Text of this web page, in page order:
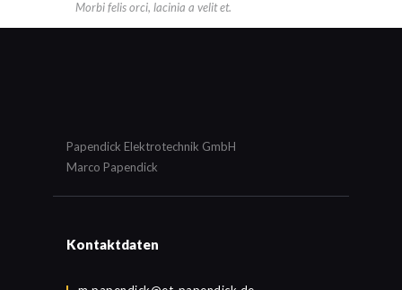
Morbi felis orci, lacinia a velit et.
Papendick Elektrotechnik GmbH
Marco Papendick
Kontaktdaten